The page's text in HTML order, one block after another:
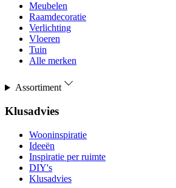
Meubelen
Raamdecoratie
Verlichting
Vloeren
Tuin
Alle merken
Assortiment
Klusadvies
Wooninspiratie
Ideeën
Inspiratie per ruimte
DIY's
Klusadvies